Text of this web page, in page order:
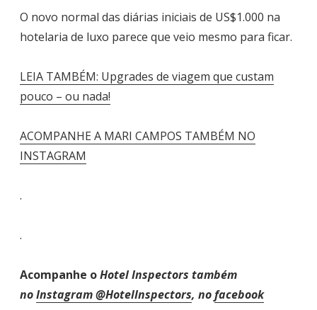
O novo normal das diárias iniciais de US$1.000 na
hotelaria de luxo parece que veio mesmo para ficar.
LEIA TAMBÉM: Upgrades de viagem que custam
pouco – ou nada!
ACOMPANHE A MARI CAMPOS TAMBÉM NO
INSTAGRAM
.
.
Acompanhe oHotel Inspectors também
noInstagram @HotelInspectors, nofacebook